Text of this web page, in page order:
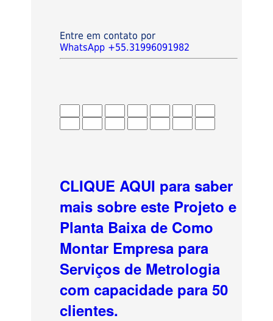
Entre em contato por
WhatsApp +55.31996091982
CLIQUE AQUI para saber
mais sobre este Projeto e
Planta Baixa de Como
Montar Empresa para
Serviços de Metrologia
com capacidade para 50
clientes.